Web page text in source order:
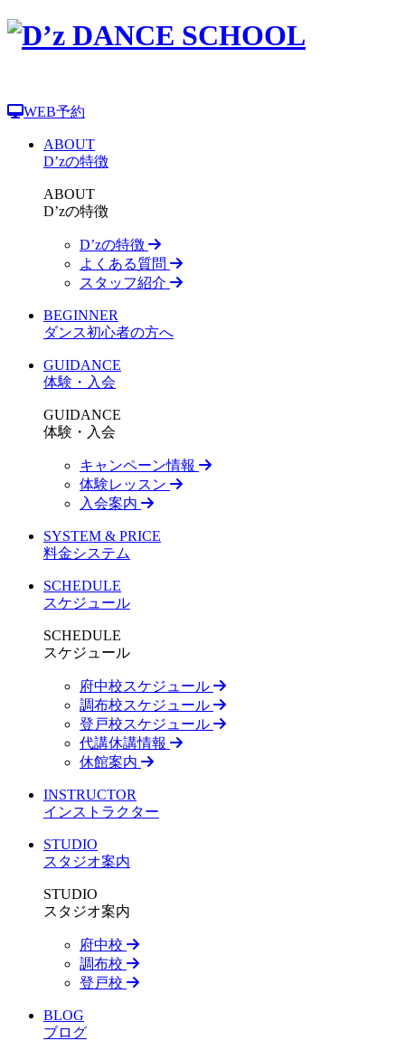
WEB予約
ABOUT
D’zの特徴
ABOUT
D’zの特徴
D’zの特徴
よくある質問
スタッフ紹介
BEGINNER
ダンス初心者の方へ
GUIDANCE
体験・入会
GUIDANCE
体験・入会
キャンペーン情報
体験レッスン
入会案内
SYSTEM & PRICE
料金システム
SCHEDULE
スケジュール
SCHEDULE
スケジュール
府中校スケジュール
調布校スケジュール
登戸校スケジュール
代講休講情報
休館案内
INSTRUCTOR
インストラクター
STUDIO
スタジオ案内
STUDIO
スタジオ案内
府中校
調布校
登戸校
BLOG
ブログ